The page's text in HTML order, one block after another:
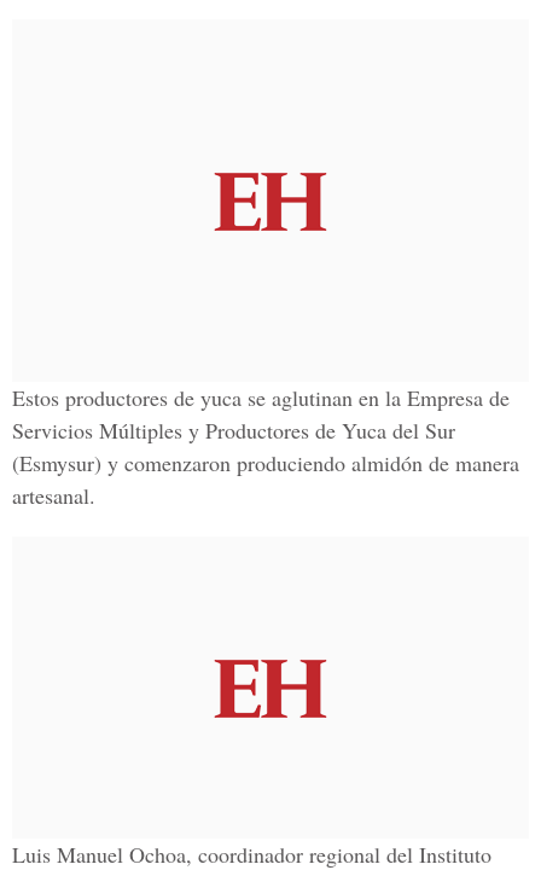
Estos productores de yuca se aglutinan en la Empresa de
Servicios Múltiples y Productores de Yuca del Sur
(Esmysur) y comenzaron produciendo almidón de manera
artesanal.
Luis Manuel Ochoa, coordinador regional del Instituto